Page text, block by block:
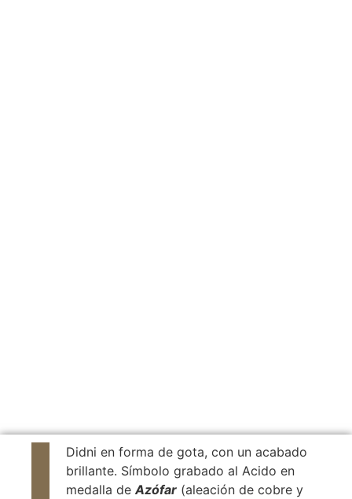
Didni en forma de gota, con un acabado
brillante. Símbolo grabado al Acido en
medalla de Azófar (aleación de cobre y